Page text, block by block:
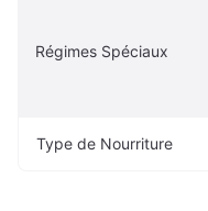
Régimes Spéciaux
Type de Nourriture